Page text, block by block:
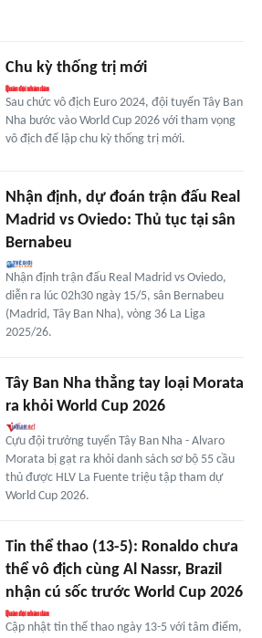
Chu kỳ thống trị mới
Sau chức vô địch Euro 2024, đội tuyển Tây Ban
Nha bước vào World Cup 2026 với tham vọng
vô địch để lập chu kỳ thống trị mới.
Nhận định, dự đoán trận đấu Real
Madrid vs Oviedo: Thủ tục tại sân
Bernabeu
Nhận định trận đấu Real Madrid vs Oviedo,
diễn ra lúc 02h30 ngày 15/5, sân Bernabeu
(Madrid, Tây Ban Nha), vòng 36 La Liga
2025/26.
Tây Ban Nha thẳng tay loại Morata
ra khỏi World Cup 2026
Cựu đội trưởng tuyển Tây Ban Nha - Alvaro
Morata bị gạt ra khỏi danh sách sơ bộ 55 cầu
thủ được HLV La Fuente triệu tập tham dự
World Cup 2026.
Tin thể thao (13-5): Ronaldo chưa
thể vô địch cùng Al Nassr, Brazil
nhận cú sốc trước World Cup 2026
Cập nhật tin thể thao ngày 13-5 với tâm điểm,